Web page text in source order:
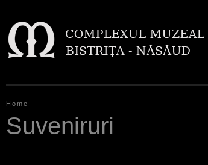
Y
Home
Suveniruri